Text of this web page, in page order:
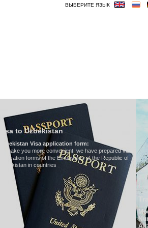
ВЫБЕРИТЕ ЯЗЫК
form:
we have prepared visa
of the Republic of
Transfer service
Model:Mercedes Benz, bus
Number of seats
Air-conditioner: